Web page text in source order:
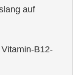
auf
B12-